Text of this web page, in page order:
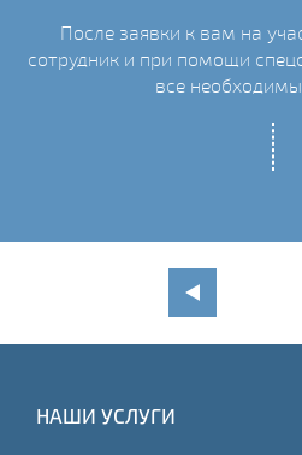
После заявки к вам на
сотрудник и при помощи
все
НАШИ УСЛУГИ